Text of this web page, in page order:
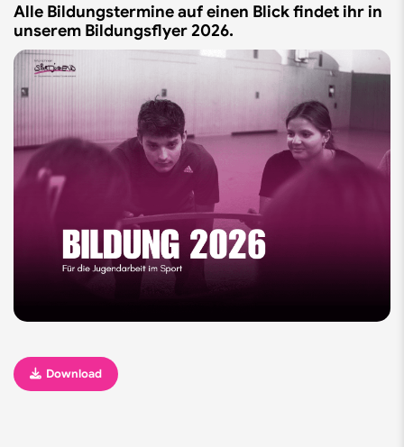
Alle Bildungstermine auf einen Blick findet ihr in
unserem Bildungsflyer 2026.
Download